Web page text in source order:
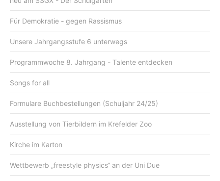
Für Demokratie - gegen Rassismus
Unsere Jahrgangsstufe 6 unterwegs
Programmwoche 8. Jahrgang - Talente entdecken
Songs for all
Formulare Buchbestellungen (Schuljahr 24/25)
Ausstellung von Tierbildern im Krefelder Zoo
Kirche im Karton
Wettbewerb „freestyle physics“ an der Uni Due